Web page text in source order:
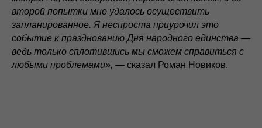
второй попытки мне удалось осуществить
запланированное. Я неспроста приурочил это
событие к празднованию Дня народного единства —
ведь только сплотившись мы сможем справиться с
любыми проблемами», — сказал Роман Новиков.